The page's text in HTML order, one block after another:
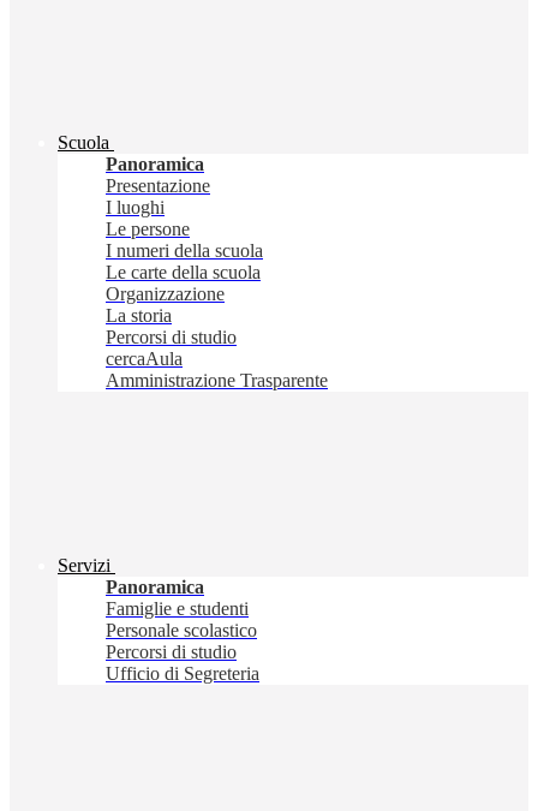
Scuola
Panoramica
Presentazione
I luoghi
Le persone
I numeri della scuola
Le carte della scuola
Organizzazione
La storia
Percorsi di studio
cercaAula
Amministrazione Trasparente
Servizi
Panoramica
Famiglie e studenti
Personale scolastico
Percorsi di studio
Ufficio di Segreteria